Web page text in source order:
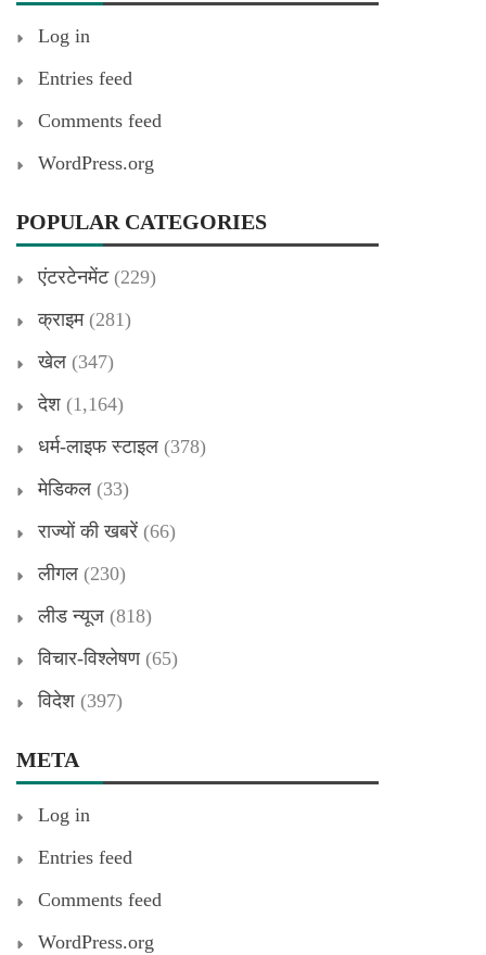
Log in
Entries feed
Comments feed
WordPress.org
POPULAR CATEGORIES
एंटरटेनमेंट(229)
क्राइम(281)
खेल (347)
देश (1,164)
धर्म-लाइफ स्टाइल (378)
मेडिकल (33)
राज्यों की खबरें (66)
लीगल (230)
लीड न्यूज (818)
विचार-विश्लेषण(65)
विदेश (397)
META
Log in
Entries feed
Comments feed
WordPress.org